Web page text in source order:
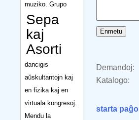
muziko. Grupo
Sepa
kaj
Asorti
dancigis
aŭskultantojn kaj
en fizika kaj en
virtuala kongresoj.
Mendu la
Demandoj:
Katalogo:
starta paĝo